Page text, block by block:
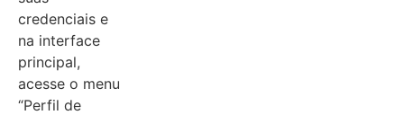
credenciais e
na interface
principal,
acesse o menu
“Perfil de